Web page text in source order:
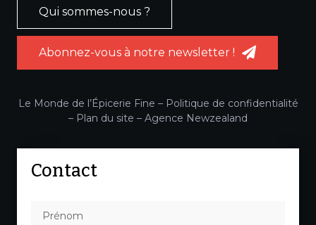
Qui sommes-nous ?
Abonnez-vous à notre newsletter !
Le Monde de l’Épicerie Fine – Politique de confidentialité
– Plan du site – Agence Newzealand
Contact